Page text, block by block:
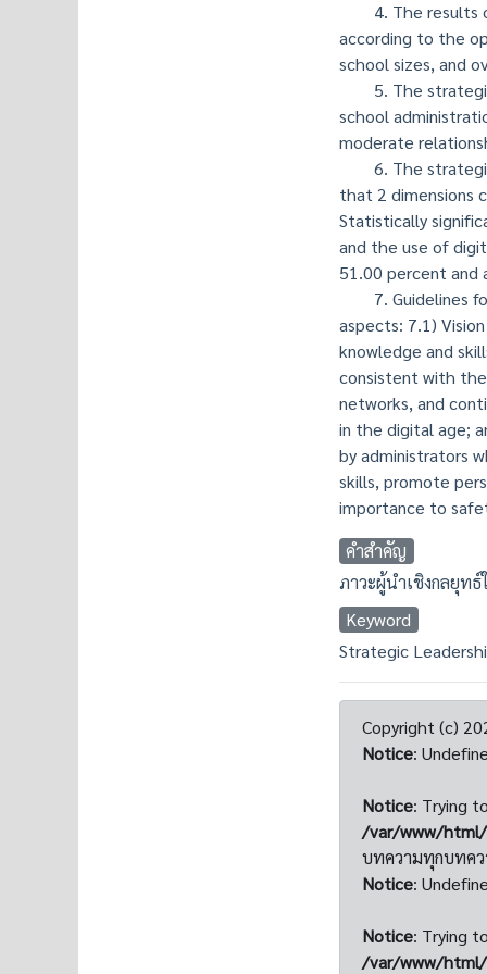
4. The results
according to the
school sizes, and
5. The strategic
school
moderate
6. The strategic
that 2 dimensions
Statistically
and the use of
51.00 percent
7. Guidelines for
aspects: 7.1)
knowledge and
consistent with
networks, and
in the digital age;
by administrators
skills, promote
importance to
คำสำคัญ
ภาวะผู้นำเชิงกลยุท
Keyword
Strategic
Copyright (c)
Notice:
Notice: Trying
/var/www/
บทความทุกบทค
Notice:
Notice: Trying
/var/www/